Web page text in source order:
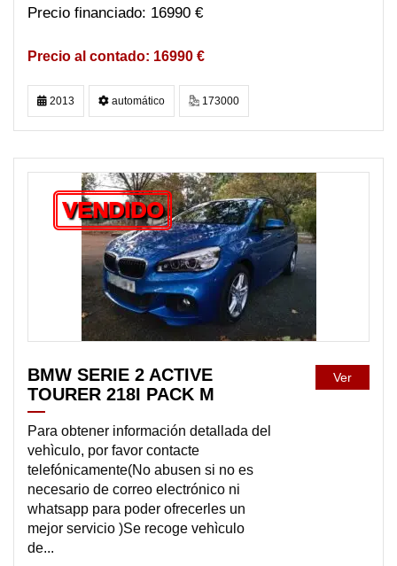
16990 €
16990 €
2013 automático 173000
VENDIDO
BMW SERIE 2 ACTIVE
TOURER 218I PACK M
Para obtener información detallada del
vehìculo, por favor contacte
telefónicamente(No abusen si no es
necesario de correo electrónico ni
whatsapp para poder ofrecerles un
mejor servicio )Se recoge vehìculo
de...
Ver